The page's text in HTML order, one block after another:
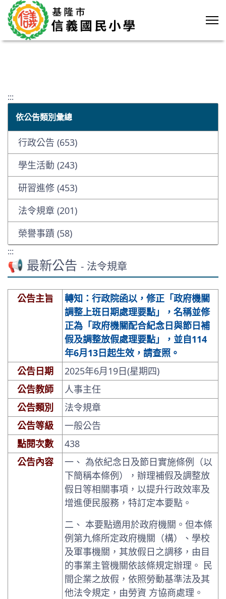
:::
依公告類別彙總
行政公告 (653)
學生活動 (243)
研習進修 (453)
法令規章 (201)
榮譽事蹟 (58)
:::
📢 最新公告 - 法令規章
公告主旨
轉知：行政院函以，修正「政府機關
調整上班日期處理要點」，名稱並修
正為「政府機關配合紀念日與節日補
假及調整放假處理要點」，並自114
年6月13日起生效，請查照。
公告日期
2025年6月19日(星期四)
公告教師
人事主任
公告類別
法令規章
公告等級
一般公告
點閱次數
438
公告內容
一、 為依紀念日及節日實施條例（以
下簡稱本條例），辦理補假及調整放
假日等相關事項，以提升行政效率及
增進便民服務，特訂定本要點。
二、 本要點適用於政府機關。但本條
例第九條所定政府機關（構）、學校
及軍事機關，其放假日之調移，由目
的事業主管機關依該條規定辦理。 民
間企業之放假，依照勞動基準法及其
他法令規定，由勞資 方協商處理。